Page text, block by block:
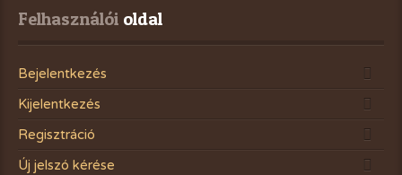
Felhasználói oldal
Bejelentkezés
Kijelentkezés
Regisztráció
Új jelszó kérése